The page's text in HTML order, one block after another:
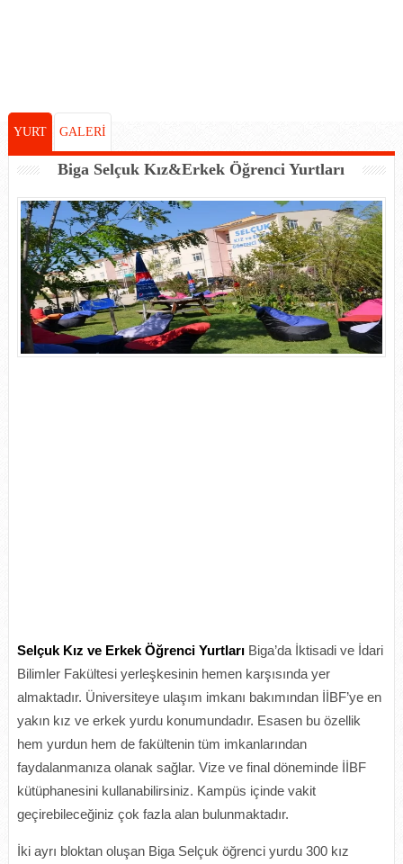
YURT GALERİ
Biga Selçuk Kız&Erkek Öğrenci Yurtları
Selçuk Kız ve Erkek Öğrenci YurtlarıBiga’da İktisadi ve İdari
Bilimler Fakültesi yerleşkesinin hemen karşısında yer
almaktadır. Üniversiteye ulaşım imkanı bakımından İİBF’ye en
yakın kız ve erkek yurdu konumundadır. Esasen bu özellik
hem yurdun hem de fakültenin tüm imkanlarından
faydalanmanıza olanak sağlar. Vize ve final döneminde İİBF
kütüphanesini kullanabilirsiniz. Kampüs içinde vakit
geçirebileceğiniz çok fazla alan bulunmaktadır.
İki ayrı bloktan oluşan Biga Selçuk öğrenci yurdu 300 kız